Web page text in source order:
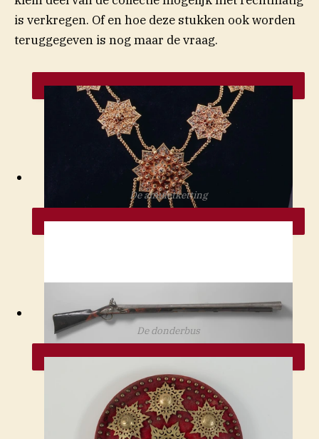
is verkregen. Of en hoe deze stukken ook worden
teruggegeven is nog maar de vraag.
@KONINKLIJKE VERZAMELINGEN
De amuletketting
@KONINKLIJKE VERZAMELINGEN
De donderbus